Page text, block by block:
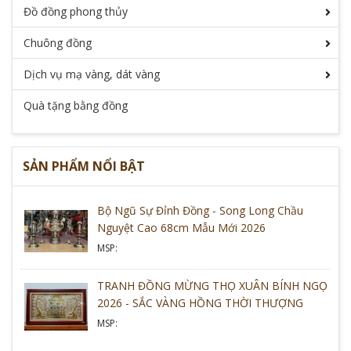
Đồ đồng mỹ nghệ được sử dụng như những quà
tặng cao cấp trong mọi hoàn cảnh. Nắm bắt được
tâm lý này những nghệ nhân của làng nghề Đúc
Đồng Đại Bái đã cho ra những mặt hàng đa dạng
giúp người tiêu dùng dễ dàng lựa chọn.
Đồ đồng phong thủy
Chuông đồng
Dịch vụ mạ vàng, dát vàng
Quà tặng bằng đồng
SẢN PHẨM NỔI BẬT
Bộ Ngũ Sự Đỉnh Đồng - Song Long Chầu
Nguyệt Cao 68cm Mẫu Mới 2026
MSP:
TRANH ĐỒNG MỪNG THỌ XUÂN BÍNH NGỌ
2026 - SẮC VÀNG HỒNG THỜI THƯỢNG
MSP: